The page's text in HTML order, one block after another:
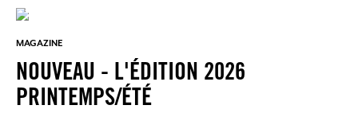
MAGAZINE
NOUVEAU - L'ÉDITION 2026
PRINTEMPS/ÉTÉ